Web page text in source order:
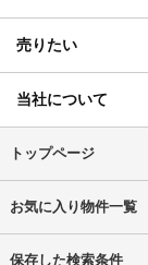
売りたい
当社について
トップページ
お気に入り物件一覧
保存した検索条件